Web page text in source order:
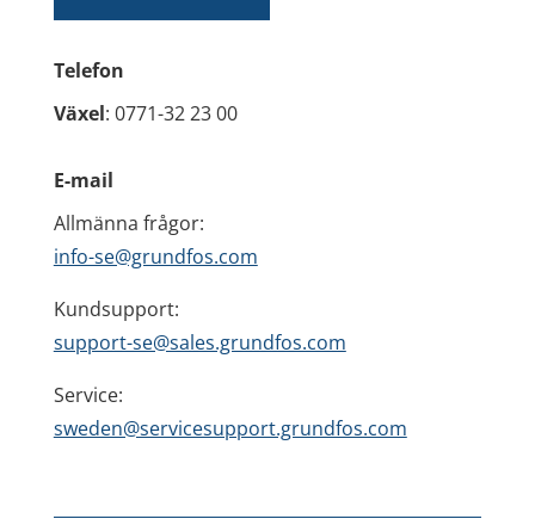
Telefon
Växel: 0771-32 23 00
E-mail
Allmänna frågor:
info-se@grundfos.com
Kundsupport:
support-se@sales.grundfos.com
Service:
sweden@servicesupport.grundfos.com